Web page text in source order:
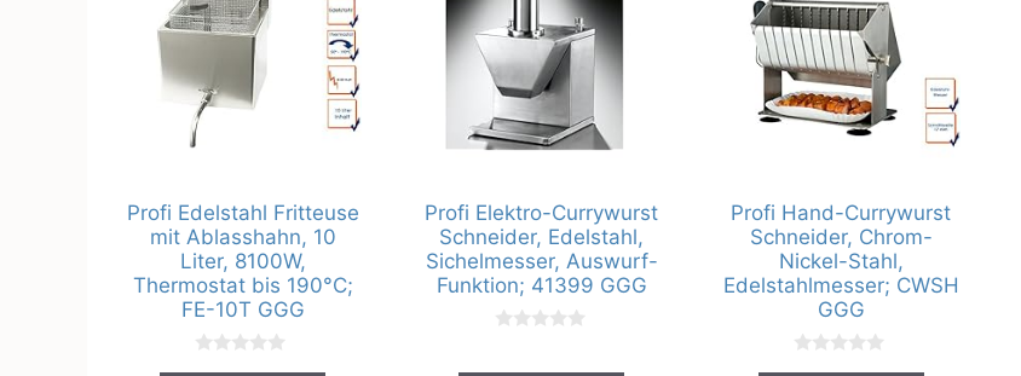
Profi Edelstahl Fritteuse
mit Ablasshahn, 10
Liter, 8100W,
Thermostat bis 190°C;
FE-10T GGG
Profi Elektro-Currywurst
Schneider, Edelstahl,
Sichelmesser, Auswurf-
Funktion; 41399 GGG
Profi Hand-Currywurst
Schneider, Chrom-
Nickel-Stahl,
Edelstahlmesser; CWSH
GGG